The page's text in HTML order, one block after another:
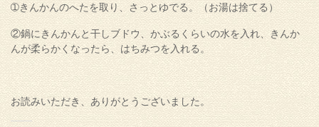
➀きんかんのへたを取り、さっとゆでる。（お湯は捨てる）
②鍋にきんかんと干しブドウ、かぶるくらいの水を入れ、きんか
んが柔らかくなったら、はちみつを入れる。
お読みいただき、ありがとうございました。